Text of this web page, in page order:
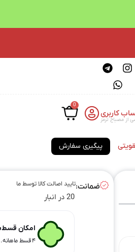
کاربری
از مصباح ترمز
0
پیگیری سفارش
ضمانت:تایید اصالت کالا توسط ما
20 در انبار
امکان
۴ قسط ماهانه. بدون سود، چک و ضامن.